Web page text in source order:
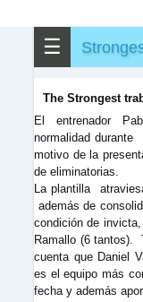
☰
The Strongest
El entrenador
normalidad
motivo de la
de eliminatorias.
La plantilla
además de
condición de
Ramallo (6 tantos).
cuenta que Daniel
es el equipo más
fecha y además
▶ Partidos